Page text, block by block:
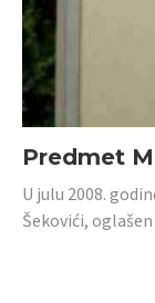
Predmet
U julu 2008.
Šekovići,